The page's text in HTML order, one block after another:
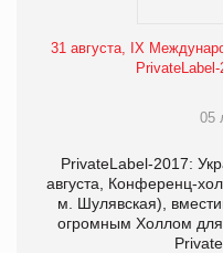
31 августа, IX
05
PrivateLabel-2017:
августа, Конференц-
м. Шулявская),
огромным Холлом для